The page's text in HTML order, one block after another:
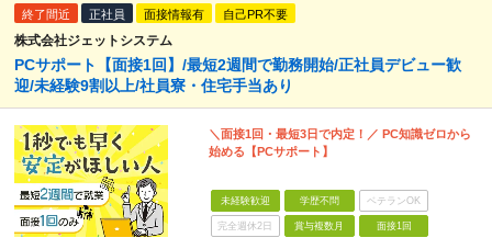
終了間近 正社員 面接情報有 自己PR不要
株式会社ジェットシステム
PCサポート【面接1回】/最短2週間で勤務開始/正社員デビュー歓
迎/未経験9割以上/社員寮・住宅手当あり
＼面接1回・最短3日で内定！／ PC知識ゼロから
始める【PCサポート】
未経験歓迎 学歴不問 ベテランOK
完全週休2日 賞与複数月 面接1回